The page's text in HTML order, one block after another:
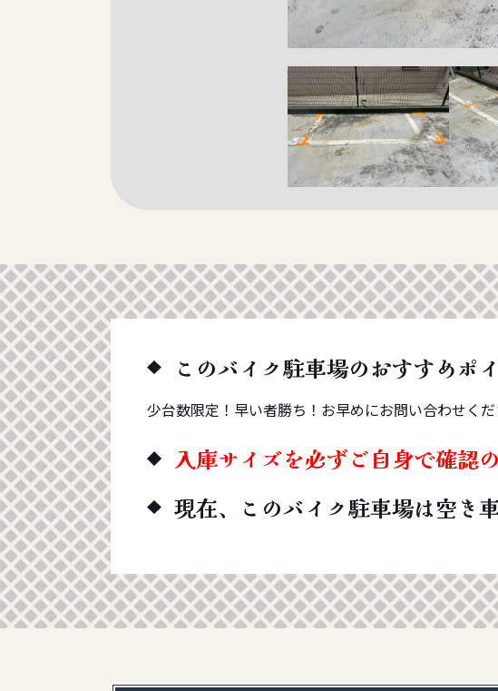
このバイク駐車場のおすすめポ
少台数限定！早い者勝ち！お早めにお問い合わせくだ
入庫サイズを必ずご自身で確認
現在、このバイク駐車場は空き